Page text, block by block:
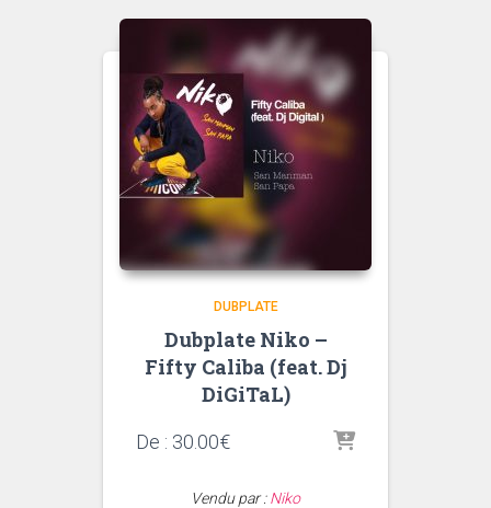
DUBPLATE
Dubplate Niko –
Fifty Caliba (feat. Dj
DiGiTaL)
De : 30.00€
Vendu par :Niko